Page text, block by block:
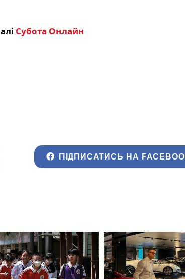
Субота Онлайн
ПІДПИСАТИСЬ НА